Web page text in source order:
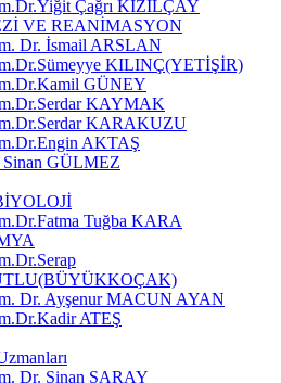
Çağrı KIZILÇAY
VE REANİMASYON
Dr. İsmail ARSLAN
KILINÇ(YETİŞİR)
GÜNEY
KAYMAK
KARAKUZU
AKTAŞ
Sinan GÜLMEZ
Tuğba KARA
Dr. Ayşenur MACUN AYAN
ATEŞ
Dr. Sinan SARAY